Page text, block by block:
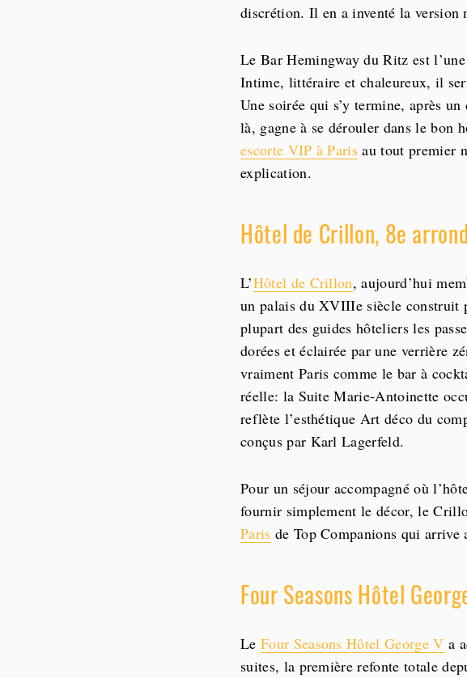
discrétion. Il en a inventé la version
Le Bar Hemingway du Ritz est
Intime, littéraire et chaleureux, il
Une soirée qui s’y termine, après
là, gagne à se dérouler dans le bon
escorte VIP à Paris au tout premier
explication.
Hôtel de Crillon, 8e
L’Hôtel de Crillon, aujourd’hui
un palais du XVIIIe siècle construit
plupart des guides hôteliers les
dorées et éclairée par une verrière
vraiment Paris comme le bar à
réelle: la Suite Marie-Antoinette
reflète l’esthétique Art déco du
conçus par Karl Lagerfeld.
Pour un séjour accompagné où
fournir simplement le décor, le
Paris de Top Companions qui
Four Seasons Hôtel
Le Four Seasons Hôtel George V a
suites, la première refonte totale